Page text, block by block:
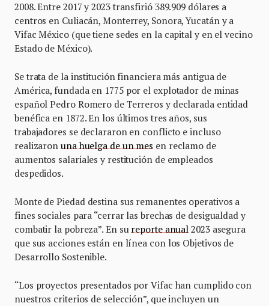
2008. Entre 2017 y 2023 transfirió 389.909 dólares a
centros en Culiacán, Monterrey, Sonora, Yucatán y a
Vifac México (que tiene sedes en la capital y en el vecino
Estado de México).
Se trata de la institución financiera más antigua de
América, fundada en 1775 por el explotador de minas
español Pedro Romero de Terreros y declarada entidad
benéfica en 1872. En los últimos tres años, sus
trabajadores se declararon en conflicto e incluso
realizaron una huelga de un mes en reclamo de
aumentos salariales y restitución de empleados
despedidos.
Monte de Piedad destina sus remanentes operativos a
fines sociales para “cerrar las brechas de desigualdad y
combatir la pobreza”. En sureporte anual 2023 asegura
que sus acciones están en línea con los Objetivos de
Desarrollo Sostenible.
“Los proyectos presentados por Vifac han cumplido con
nuestros criterios de selección”, que incluyen un